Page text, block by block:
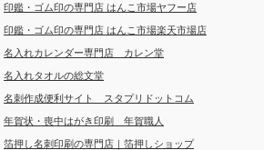
印鑑・ゴム印の専門店 はんこ市場ヤフー店
印鑑・ゴム印の専門店 はんこ市場楽天市場店
名入れカレンダー専門店 カレン堂
名入れタオルの総文堂
名刺作成便利サイト スタプリドットコム
年賀状・喪中はがき印刷 年賀職人
箔押し名刺印刷の専門店｜箔押しショップ